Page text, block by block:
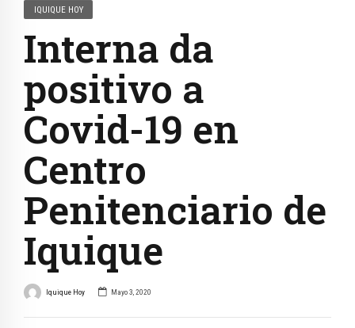
IQUIQUE HOY
Interna da
positivo a
Covid-19 en
Centro
Penitenciario de
Iquique
Iquique Hoy Mayo 3, 2020